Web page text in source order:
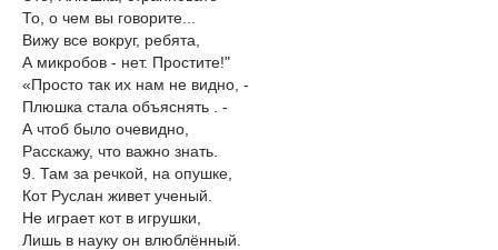
То, о чем вы говорите...
Вижу все вокруг, ребята,
А микробов - нет. Простите!"
«Просто так их нам не видно, -
Плюшка стала объяснять . -
А чтоб было очевидно,
Расскажу, что важно знать.
9. Там за речкой, на опушке,
Кот Руслан живет ученый.
Не играет кот в игрушки,
Лишь в науку он влюблённый.